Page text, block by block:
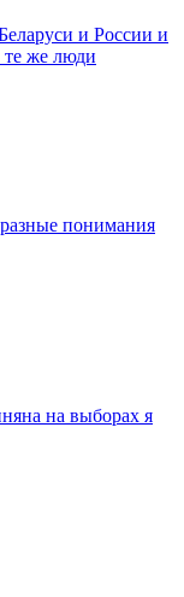
и России и
те же люди
понимания
на выборах я